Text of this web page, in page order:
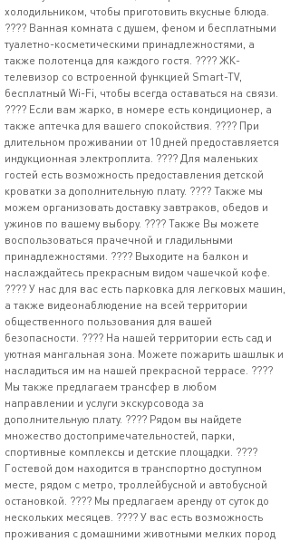
холодильником, чтобы приготовить вкусные блюда.
???? Ванная комната с душем, феном и бесплатными
туалетно-косметическими принадлежностями, а
также полотенца для каждого гостя. ???? ЖК-
телевизор со встроенной функцией Smart-TV,
бесплатный Wi-Fi, чтобы всегда оставаться на связи.
????️ Если вам жарко, в номере есть кондиционер, а
также аптечка для вашего спокойствия. ???? При
длительном проживании от 10 дней предоставляется
индукционная электроплита. ???? Для маленьких
гостей есть возможность предоставления детской
кроватки за дополнительную плату. ???? Также мы
можем организовать доставку завтраков, обедов и
ужинов по вашему выбору. ???? Также Вы можете
воспользоваться прачечной и гладильными
принадлежностями. ???? Выходите на балкон и
наслаждайтесь прекрасным видом чашечкой кофе.
???? У нас для вас есть парковка для легковых машин,
а также видеонаблюдение на всей территории
общественного пользования для вашей
безопасности. ???? На нашей территории есть сад и
уютная мангальная зона. Можете пожарить шашлык и
насладиться им на нашей прекрасной террасе. ????
Мы также предлагаем трансфер в любом
направлении и услуги экскурсовода за
дополнительную плату. ???? Рядом вы найдете
множество достопримечательностей, парки,
спортивные комплексы и детские площадки. ????
Гостевой дом находится в транспортно доступном
месте, рядом с метро, троллейбусной и автобусной
остановкой. ???? Мы предлагаем аренду от суток до
нескольких месяцев. ???? У вас есть возможность
проживания с домашними животными мелких пород